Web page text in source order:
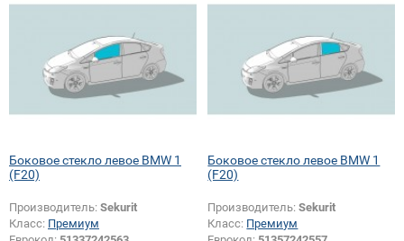
X3 (F25)
X5 (E70)
X5 (F15)
X6 (E71)
X6 (F16)
X6 M (E71)
Z4 (E85)
Z4 (E86)
Z4 (E89)
Z4 M (E86) Z8 (E52)
Боковое стекло левое BMW 1
(F20)
Производитель: Sekurit
Класс: Премиум
Боковое стекло левое BMW 1
(F20)
Производитель:Sekurit
Класс: Премиум